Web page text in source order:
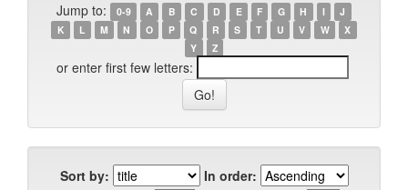
Jump to: 0-9 A B C D E F G H I
J
K
L M N O P Q R S T U V W
X
Y
Z
or enter first few letters:
Sort by:
In order: